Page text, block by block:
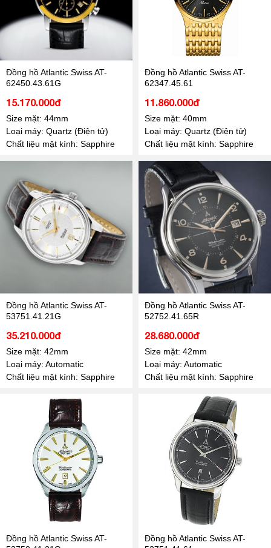
Đồng hồ Atlantic Swiss AT-
62450.43.61G
15.170.000đ
Size mặt: 44mm
Loại máy: Quartz (Điện tử)
Chất liệu mặt kính: Sapphire
Đồng hồ Atlantic Swiss AT-
62347.45.61
11.860.000đ
Size mặt: 40mm
Loại máy: Quartz (Điện tử)
Chất liệu mặt kính: Sapphire
Đồng hồ Atlantic Swiss AT-
53751.41.21G
35.210.000đ
Size mặt: 42mm
Loại máy: Automatic
Chất liệu mặt kính: Sapphire
Đồng hồ Atlantic Swiss AT-
52752.41.65R
28.680.000đ
Size mặt: 42mm
Loại máy: Automatic
Chất liệu mặt kính: Sapphire
Đồng hồ Atlantic Swiss AT-
Đồng hồ Atlantic Swiss AT-